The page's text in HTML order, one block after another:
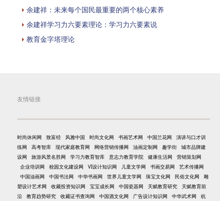
余建祥：未来每个国民最重要的两个核心素养
余建祥学习力六要素理论：学习力六要素说
教育金字塔理论
友情链接
时尚休闲网 致富经 风雅中国 时尚文化网 书画艺术网 中国兰花网
演讲与口才训
练网
高考智库 现代家庭教育网 网络营销传播网 油画定制网 趣学街
城市品牌建
设网
旅游风景名胜网 学习力教育智库 意志力教育学院 健康生活网
营销策划网
企业培训网
校园文化建设网 VI设计知识网 儿童文学网 书画交易网
艺术传播网
中国油画网
中国书法网 中华书画网 世界儿童文学网 珠宝文化网 民俗文化网
雕
塑设计艺术网
收藏投资知识网 宝宝成长网 中国瓷器网 天赋教育研究
天赋教育前
沿
教育趋势研究 收藏证书查询网 中国酒文化网 广告设计知识网 中华武术网 杭